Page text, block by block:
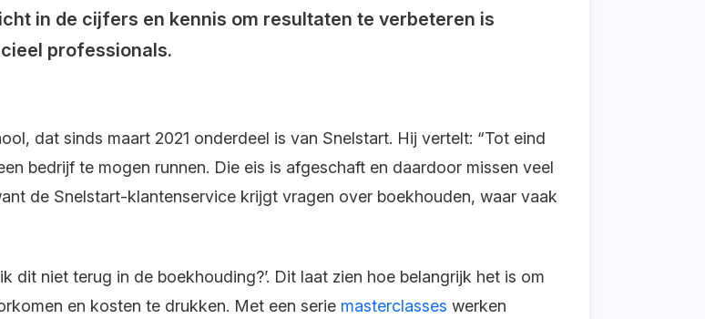
in de cijfers en kennis om resultaten te verbeteren is
professionals.
dat sinds maart 2021 onderdeel is van Snelstart. Hij vertelt: “Tot eind
bedrijf te mogen runnen. Die eis is afgeschaft en daardoor missen veel
de Snelstart-klantenservice krijgt vragen over boekhouden, waar vaak
dit niet terug in de boekhouding?’. Dit laat zien hoe belangrijk het is om
en kosten te drukken. Met een serie masterclasses werken